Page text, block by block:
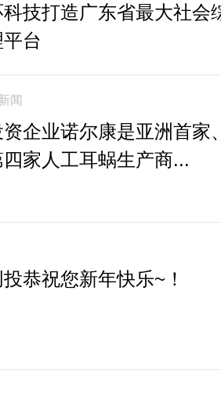
技打造广东省最大社会
台
闻
企业诺尔康是亚洲首家、
家人工耳蜗生产商...
恭祝您新年快乐~！